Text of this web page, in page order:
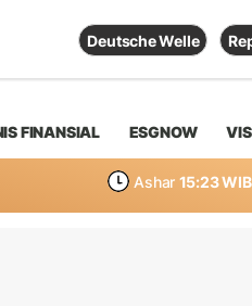
Deutsche Welle
FINANSIAL ESGNOW
Ashar 15:23 WIB